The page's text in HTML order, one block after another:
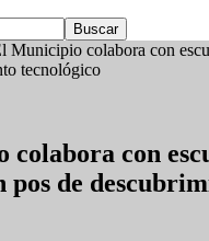
Municipio colabora con
tecnológico
con
de